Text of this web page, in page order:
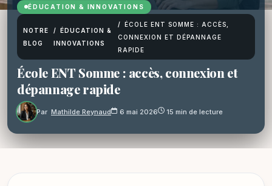
ÉDUCATION & INNOVATIONS
NOTRE
BLOG
/ ÉDUCATION &
INNOVATIONS
/ ÉCOLE ENT SOMME : ACCÈS,
CONNEXION ET DÉPANNAGE
RAPIDE
École ENT Somme : accès, connexion et
dépannage rapide
Par Mathilde Reynaud 6 mai 2026 15 min de lecture